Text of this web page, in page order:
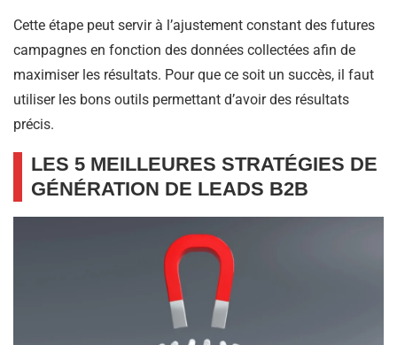
Cette étape peut servir à l’ajustement constant des futures
campagnes en fonction des données collectées afin de
maximiser les résultats. Pour que ce soit un succès, il faut
utiliser les bons outils permettant d’avoir des résultats
précis.
LES 5 MEILLEURES STRATÉGIES DE
GÉNÉRATION DE LEADS B2B